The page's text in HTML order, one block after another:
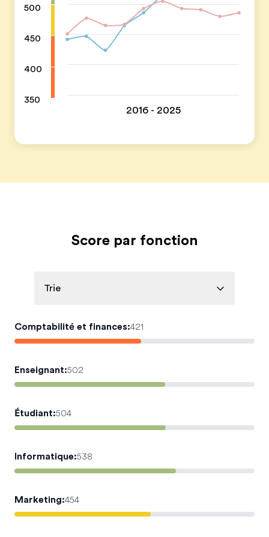
500
450
400
350
2016 - 2025
Score par fonction
Trie
Comptabilité et finances:421
Enseignant:502
Étudiant:504
Informatique:538
Marketing:454